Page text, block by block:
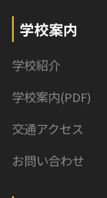
学校案内
学校紹介
学校案内(PDF)
交通アクセス
お問い合わせ